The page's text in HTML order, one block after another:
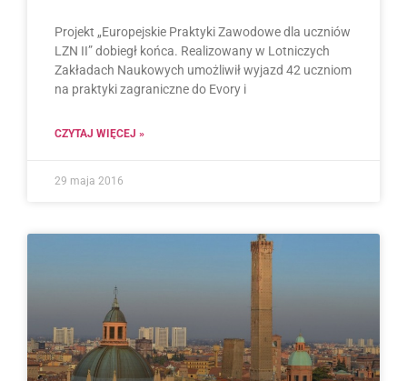
Projekt „Europejskie Praktyki Zawodowe dla uczniów
LZN II” dobiegł końca. Realizowany w Lotniczych
Zakładach Naukowych umożliwił wyjazd 42 uczniom
na praktyki zagraniczne do Evory i
CZYTAJ WIĘCEJ »
29 maja 2016